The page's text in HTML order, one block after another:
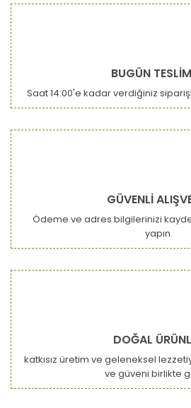
BUGÜN
Saat 14:00'e kadar verdiğiniz
GÜVENLİ
Ödeme ve adres bilgilerinizi
yapın.
DOĞAL
katkısız üretim ve geleneksel
ve güveni birlikte